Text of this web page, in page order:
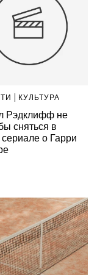
КУЛЬТУРА
Рэдклифф не
сняться в
о Гарри